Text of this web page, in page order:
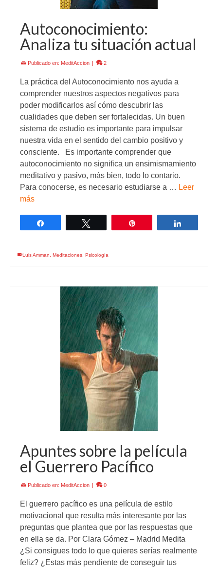
Autoconocimiento:
Analiza tu situación actual
Publicado en: MeditAccion | 2
La práctica del Autoconocimiento nos ayuda a
comprender nuestros aspectos negativos para
poder modificarlos así cómo descubrir las
cualidades que deben ser fortalecidas. Un buen
sistema de estudio es importante para impulsar
nuestra vida en el sentido del cambio positivo y
consciente. Es importante comprender que
autoconocimiento no significa un ensimismamiento
meditativo y pasivo, más bien, todo lo contario.
Para conocerse, es necesario estudiarse a … Leer
más
Luis Amman Meditaciones Psicología
Apuntes sobre la película
el Guerrero Pacífico
Publicado en: MeditAccion | 0
El guerrero pacífico es una película de estilo
motivacional que resulta más interesante por las
preguntas que plantea que por las respuestas que
en ella se da. Por Clara Gómez – Madrid Medita
¿Si consigues todo lo que quieres serías realmente
feliz? ¿Estas más pendiente de conseguir tus